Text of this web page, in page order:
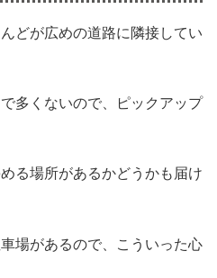
どが広めの道路に隣接してい
多くないので、ピックアップ
る場所があるかどうかも届け
場があるので、こういった心